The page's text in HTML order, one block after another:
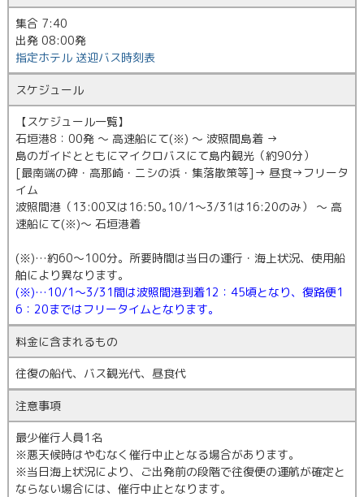
集合 7:40
出発 08:00発
指定ホテル 送迎バス時刻表
スケジュール
【スケジュール一覧】
石垣港8：00発 ～ 高速船にて(※) ～ 波照間島着 →
島のガイドとともにマイクロバスにて島内観光（約90分）
[最南端の碑・高那崎・ニシの浜・集落散策等]→ 昼食→フリータ
イム
波照間港（13:00又は16:50｡10/1～3/31は16:20のみ） ～ 高
速船にて(※)～ 石垣港着
(※)…約60～100分。所要時間は当日の運行・海上状況、使用船
舶により異なります。
(※)…10/1～3/31間は波照間港到着12：45頃となり、復路便1
6：20まではフリータイムとなります。
料金に含まれるもの
往復の船代、バス観光代、昼食代
注意事項
最少催行人員1名
※悪天候時はやむなく催行中止となる場合があります。
※当日海上状況により、ご出発前の段階で往復便の運航が確定と
ならない場合には、催行中止となります。